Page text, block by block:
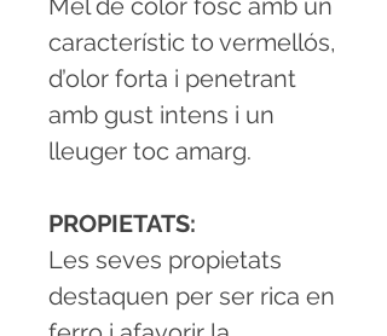
Mel de color fosc amb un
característic to vermellós,
d’olor forta i penetrant
amb gust intens i un
lleuger toc amarg.
PROPIETATS:
Les seves propietats
destaquen per ser rica en